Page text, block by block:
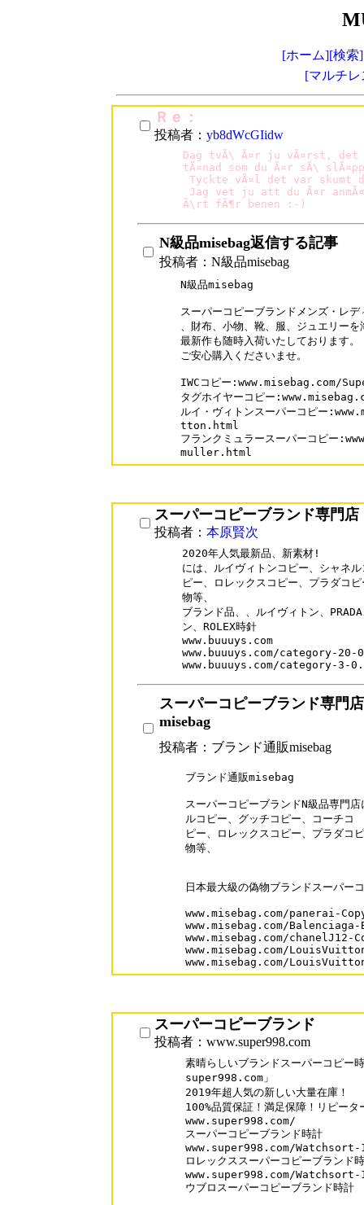
[ホーム][検索]
[マルチ
Ｒｅ：
投稿者： yb8dWcGIidw
Dag tvÃ\ Ã¤r ju vÃ¤rst,
tÃ¤nad som du Ã¤r sÃ\
Tyckte vÃ¤l det var skumt
Jag vet ju att du Ã¤r
Ã\rt fÃ¶r benen :-)
N級品misebag返信する記事
投稿者：N級品misebag
N級品misebag
スーパーコピーブランドメンズ・レ
、財布、小物、靴、服、ジュエリーを
最新作も随時入荷いたしております。
ご安心購入くださいませ。
IWCコピー:www.misebag.com/
タグホイヤーコピー
ルイ・ヴィトンスーパーコピー
tton.html
フランクミュラースーパーコピ
muller.html
スーパーコピーブランド専門店
投稿者： 本原賢次
2020年人気最新品、新素材!
には、ルイヴィトンコピー、シャネ
ピー、ロレックスコピー、プラダコ
物等、
ブランド品、、ルイヴィトン、
ン、ROLEX時針
www.buuuys.com
www.buuuys.com/category-20-
www.buuuys.com/category-3-
スーパーコピーブランド専門
misebag
投稿者：ブランド通販misebag
ブランド通販misebag
スーパーコピーブランドN級品専門
ルコピー、グッチコピー、コーチコ
ピー、ロレックスコピー、プラダコ
物等、
日本最大級の偽物ブランドスーパー
www.misebag.com/panerai-
www.misebag.com/
www.misebag.com/chanelJ12-
www.misebag.com/
www.misebag.com/
スーパーコピーブランド
投稿者：www.super998.com
素晴らしいブランドスーパーコピー
super998.com」
2019年超人気の新しい大量在庫！
100%品質保証！満足保障！リピー
www.super998.com/
スーパーコピーブランド時計
www.super998.com/
ロレックススーパーコピーブランド
www.super998.com/
ウブロスーパーコピーブランド時計